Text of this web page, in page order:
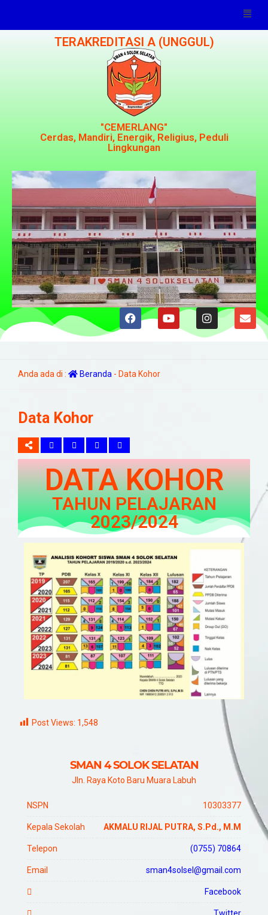
TERAKREDITASI A (UNGGUL)
"CEMERLANG"
Cerdas, Mandiri, Energik, Religius, Peduli
Lingkungan
Anda ada di : Beranda - Data Kohor
Data Kohor
DATA KOHOR
TAHUN PELAJARAN
2023/2024
Post Views: 1,548
SMAN 4 SOLOK SELATAN
Jln. Raya Koto Baru Muara Labuh
NSPN 10303377
Kepala Sekolah AKMALU RIJAL PUTRA, S.Pd., M.M
Telepon (0755) 70864
Email sman4solsel@gmail.com
Facebook